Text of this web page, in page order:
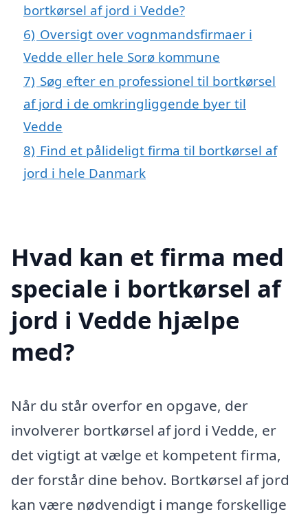
bortkørsel af jord i Vedde?
6) Oversigt over vognmandsfirmaer i
Vedde eller hele Sorø kommune
7) Søg efter en professionel til bortkørsel
af jord i de omkringliggende byer til
Vedde
8) Find et pålideligt firma til bortkørsel af
jord i hele Danmark
Hvad kan et firma med
speciale i bortkørsel af
jord i Vedde hjælpe
med?
Når du står overfor en opgave, der
involverer bortkørsel af jord i Vedde, er
det vigtigt at vælge et kompetent firma,
der forstår dine behov. Bortkørsel af jord
kan være nødvendigt i mange forskellige